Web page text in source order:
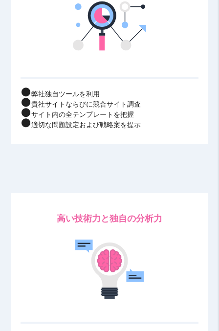
弊社独自ツールを利用
貴社サイトならびに競合サイト調査
サイト内の全テンプレートを把握
適切な問題設定および戦略案を提示
高い技術力と独自の分析力